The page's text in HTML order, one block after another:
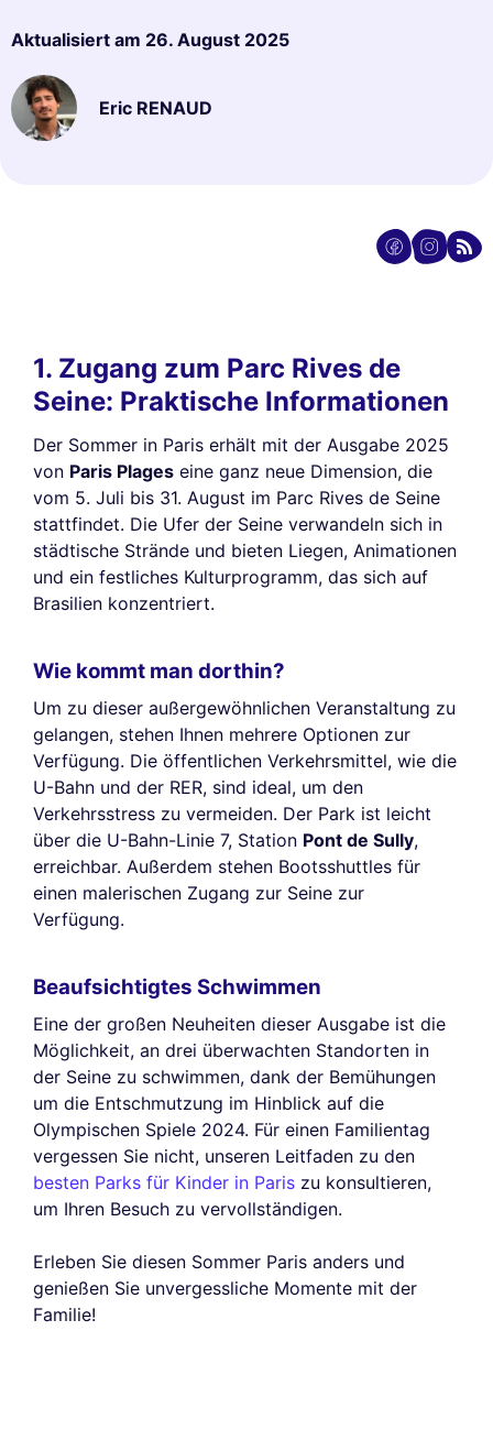
Aktualisiert am 26. August 2025
Eric RENAUD
1. Zugang zum Parc Rives de
Seine: Praktische Informationen
Der Sommer in Paris erhält mit der Ausgabe 2025
von Paris Plages eine ganz neue Dimension, die
vom 5. Juli bis 31. August im Parc Rives de Seine
stattfindet. Die Ufer der Seine verwandeln sich in
städtische Strände und bieten Liegen, Animationen
und ein festliches Kulturprogramm, das sich auf
Brasilien konzentriert.
Wie kommt man dorthin?
Um zu dieser außergewöhnlichen Veranstaltung zu
gelangen, stehen Ihnen mehrere Optionen zur
Verfügung. Die öffentlichen Verkehrsmittel, wie die
U-Bahn und der RER, sind ideal, um den
Verkehrsstress zu vermeiden. Der Park ist leicht
über die U-Bahn-Linie 7, Station Pont de Sully,
erreichbar. Außerdem stehen Bootsshuttles für
einen malerischen Zugang zur Seine zur
Verfügung.
Beaufsichtigtes Schwimmen
Eine der großen Neuheiten dieser Ausgabe ist die
Möglichkeit, an drei überwachten Standorten in
der Seine zu schwimmen, dank der Bemühungen
um die Entschmutzung im Hinblick auf die
Olympischen Spiele 2024. Für einen Familientag
vergessen Sie nicht, unseren Leitfaden zu den
besten Parks für Kinder in Paris zu konsultieren,
um Ihren Besuch zu vervollständigen.
Erleben Sie diesen Sommer Paris anders und
genießen Sie unvergessliche Momente mit der
Familie!